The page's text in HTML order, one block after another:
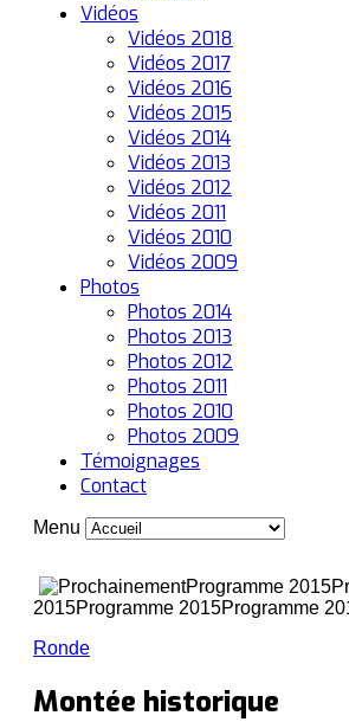
Vidéos
Vidéos 2018
Vidéos 2017
Vidéos 2016
Vidéos 2015
Vidéos 2014
Vidéos 2013
Vidéos 2012
Vidéos 2011
Vidéos 2010
Vidéos 2009
Photos
Photos 2014
Photos 2013
Photos 2012
Photos 2011
Photos 2010
Photos 2009
Témoignages
Contact
Menu
Programme 2015
2015Programme 2015Programme
Ronde
Montée historique